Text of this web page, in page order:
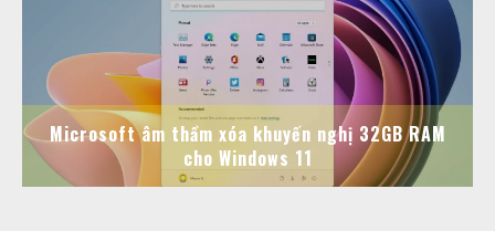
Microsoft âm thầm xóa khuyến nghị 32GB RAM
cho Windows 11